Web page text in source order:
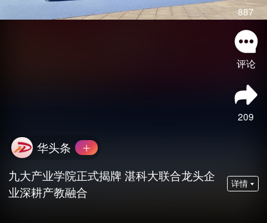
887
评论
209
华头条
九大产业学院正式揭牌 湛科大联合龙头企
业深耕产教融合
详情